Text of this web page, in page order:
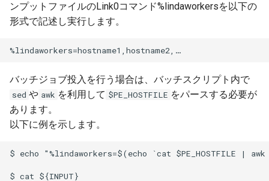
ンプットファイルのLink0コマンド%lindaworkersを以下の
形式で記述し実行します。
バッチジョブ投入を行う場合は、バッチスクリプト内で
sed や awk を利用して $PE_HOSTFILE をパースする必要が
あります。
以下に例を示します。
$ echo "%lindaworkers=$(echo `cat
$ cat ${INPUT}